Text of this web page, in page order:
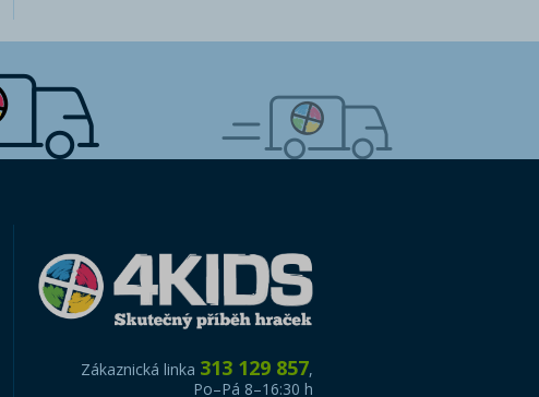
Zákaznická linka 313 129 857,
Po–Pá 8–16:30 h